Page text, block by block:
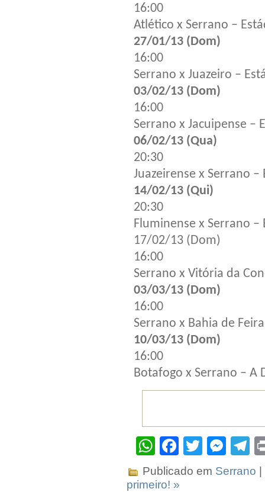
16:00
Atlético x Serrano –
27/01/13 (Dom)
16:00
Serrano x Juazeiro –
03/02/13 (Dom)
16:00
Serrano x Jacuipense –
06/02/13 (Qua)
20:30
Juazeirense x Serrano
14/02/13 (Qui)
20:30
Fluminense x Serrano
17/02/13 (Dom)
16:00
Serrano x Vitória da
03/03/13 (Dom)
16:00
Serrano x Bahia de
10/03/13 (Dom)
16:00
Botafogo x Serrano – A
WhatsApp
Facebook
Twitter
Publicado em Serrano
primeiro! »